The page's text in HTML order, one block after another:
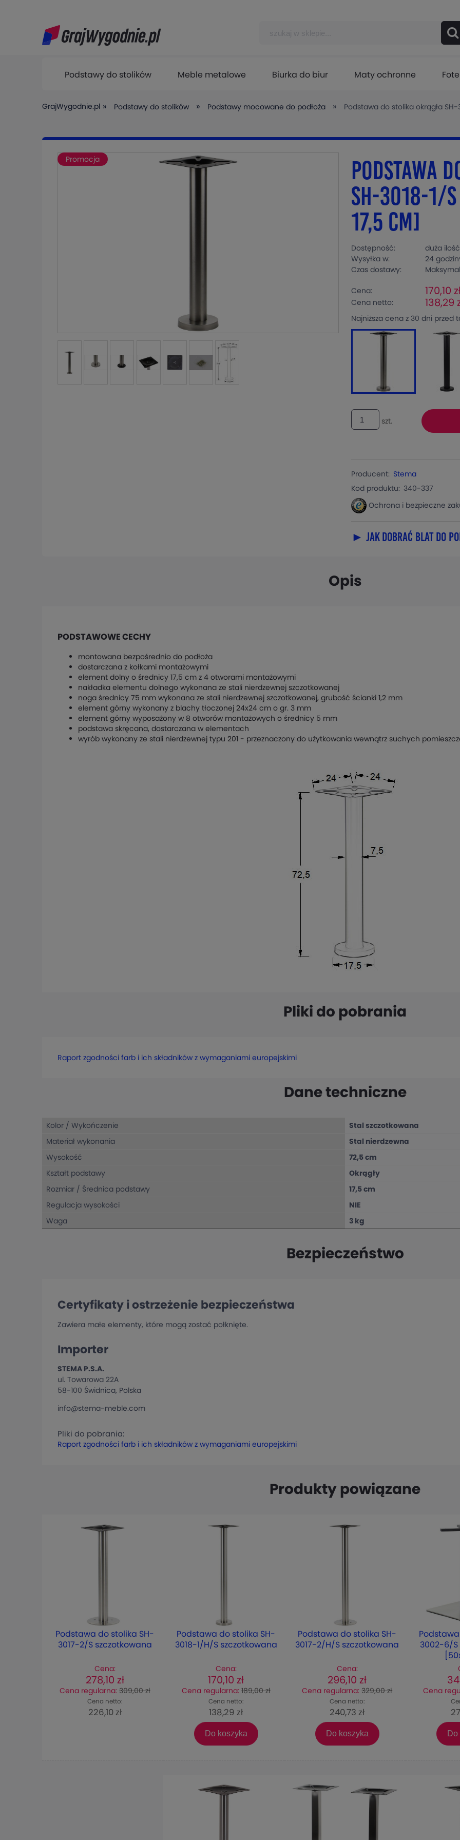
Podstawy do stolików Meble metalowe Biurka do biur Maty ochronne
Pozostałe produkty
GrajWygodnie.pl » Podstawy do stolików » Podstawy mocowane do podłoża » Podstawa do stolika okrągła
Promocja
Podstawa
SH-3018-
17,5 cm]
Dostępność:
duża ilość
Wysyłka w:
24
Czas dostawy:
Cena: 170,10
Cena netto: 138,29
Najniższa cena z 30 dni przed
szt.
Producent: Stema
Kod produktu: 340-337
Ochrona i bezpieczne
► Jak dobrać blat do
Opis
PODSTAWOWE CECHY
montowana bezpośrednio do podłoża
dostarczana z kołkami montażowymi
element dolny o średnicy 17,5 cm z 4 otworami montażowymi
nakładka elementu dolnego wykonana ze stali nierdzewnej szczotkowanej
noga średnicy 75 mm wykonana ze stali nierdzewnej szczotkowanej, grubość ścianki 1,2 mm
element górny wykonany z blachy tłoczonej 24x24 cm o gr. 3 mm
element górny wyposażony w 8 otworów montażowych o średnicy 5 mm
podstawa skręcana, dostarczana w elementach
wyrób wykonany ze stali nierdzewnej typu 201 - przeznaczony do użytkowania wewnątrz suchych
Pliki do pobrania
Raport zgodności farb i ich składników z wymaganiami europejskimi
Dane techniczne
Kolor / Wykończenie
Stal szczotkowana
Materiał wykonania
Stal nierdzewna
Wysokość
72,5 cm
Kształt podstawy
Okrągły
Rozmiar / Średnica podstawy
17,5 cm
Regulacja wysokości
NIE
Waga
3 kg
Bezpieczeństwo
Certyfikaty i ostrzeżenie bezpieczeństwa
Zawiera małe elementy, które mogą zostać połknięte.
Importer
STEMA P.S.A.
ul. Towarowa 22A
58-100 Świdnica, Polska
info@stema-meble.com
Pliki do pobrania:
Raport zgodności farb i ich składników z wymaganiami europejskimi
Produkty powiązane
Podstawa do stolika SH-
3017-2/S szczotkowana
Cena:
278,10 zł
Cena regularna: 309,00 zł
Cena netto:
226,10 zł
Podstawa do stolika SH-
3018-1/H/S szczotkowana
Cena:
170,10 zł
Cena regularna: 189,00 zł
Cena netto:
138,29 zł
Do koszyka
Podstawa do stolika SH-
3017-2/H/S szczotkowana
Cena:
296,10 zł
Cena regularna:329,00 zł
Cena netto:
240,73 zł
Do koszyka
3002-6/
Cena